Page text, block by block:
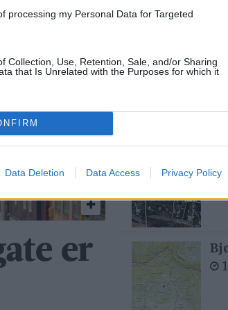
processing my Personal Data for Targeted
Collection, Use, Retention, Sale, and/or Sharing
that Is Unrelated with the Purposes for which it
Data Deletion Data Access Privacy Policy
er